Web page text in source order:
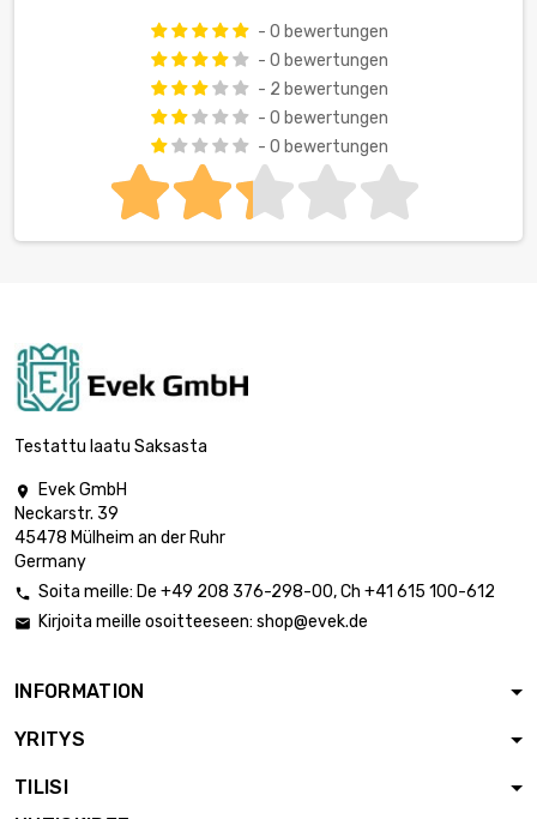
- 0 bewertungen
- 0 bewertungen
- 2 bewertungen
- 0 bewertungen
- 0 bewertungen
Testattu laatu Saksasta

Evek GmbH
Neckarstr. 39
45478 Mülheim an der Ruhr
Germany
 Soita meille: De +49 208 376-298-00, Ch +41 615 100-612
 Kirjoita meille osoitteeseen: shop@evek.de
INFORMATION
YRITYS
TILISI